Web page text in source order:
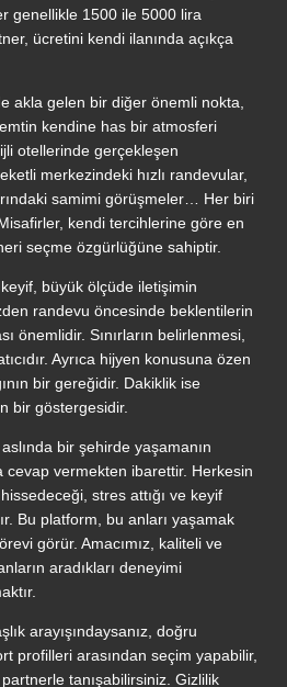
genellikle 1500 ile 5000 lira
ücretini kendi ilanında açıkça
akla gelen bir diğer önemli nokta,
kendine has bir atmosferi
otellerinde gerçekleşen
merkezindeki hızlı randevular,
samimi görüşmeler… Her biri
kendi tercihlerine göre en
seçme özgürlüğüne sahiptir.
büyük ölçüde iletişimin
randevu öncesinde beklentilerin
önemlidir. Sınırların belirlenmesi,
Ayrıca hijyen konusuna özen
bir gereğidir. Dakiklik ise
bir göstergesidir.
bir şehirde yaşamanın
cevap vermekten ibarettir. Herkesin
stres attığı ve keyif
Bu platform, bu anları yaşamak
görür. Amacımız, kaliteli ve
aradıkları deneyimi
arayışındaysanız, doğru
profilleri arasından seçim yapabilir,
tanışabilirsiniz. Gizlilik